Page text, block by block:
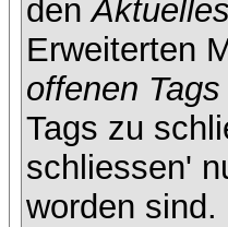
den
Erweiterten
offenen
Tags zu
schliessen'
worden sind.